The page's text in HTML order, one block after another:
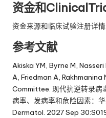
资金和
资金来源和临床试验注册详情
参考文献
Akiska YM, Byrne M,
A, Friedman A,
Committee. 现代抗逆转录病
病率、发病率和危险因素：
Dermatol. 2027 Sep